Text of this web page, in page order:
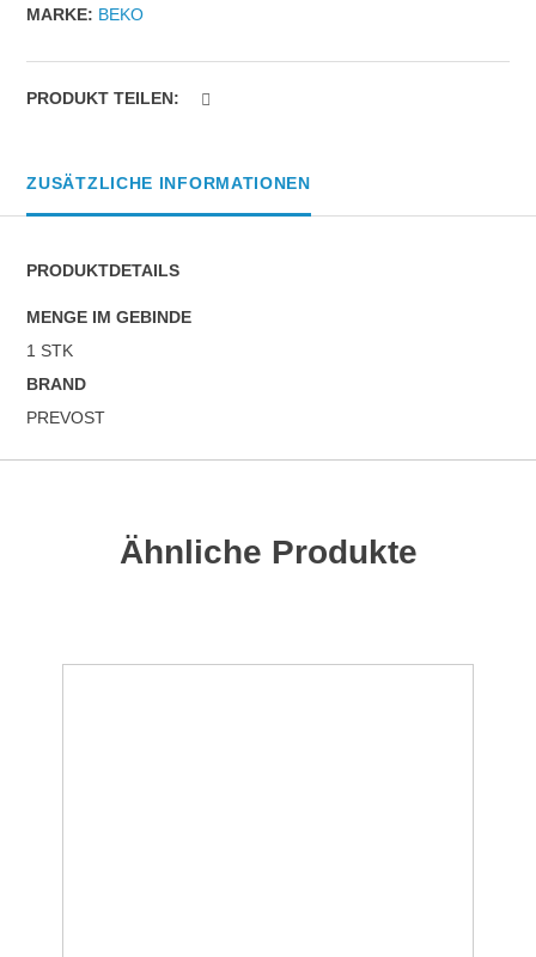
MARKE: BEKO
PRODUKT TEILEN:
ZUSÄTZLICHE INFORMATIONEN
PRODUKTDETAILS
MENGE IM GEBINDE
1 STK
BRAND
PREVOST
Ähnliche Produkte